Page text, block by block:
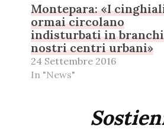
Montepara: «I
ormai circolano
indisturbati in
nostri centri urbani»
24 Settembre 2016
In "News"